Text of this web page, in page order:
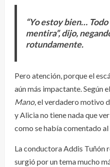
“Yo estoy bien…
mentira”, dijo,
rotundamente.
Pero atención, porque el
aún más impactante. Según
Mano, el verdadero motivo
y Alicia no tiene nada que
como se había comentado
La conductora Addis Tuñón
surgió por un tema mucho